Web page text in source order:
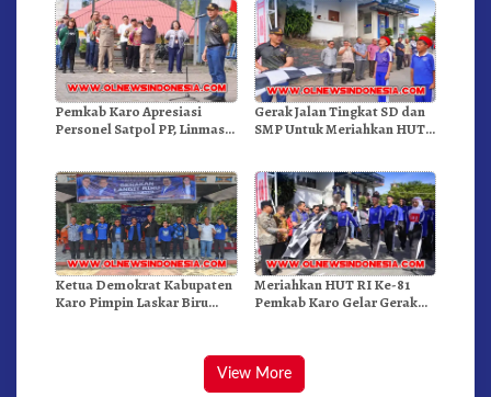
Pemkab Karo Apresiasi
Personel Satpol PP, Linmas,
Gerak Jalan Tingkat SD dan
SMP Untuk Meriahkan HUT
Ketua Demokrat Kabupaten
Karo Pimpin Laskar Biru
Meriahkan HUT RI Ke-81
Pemkab Karo Gelar Gerak
View More